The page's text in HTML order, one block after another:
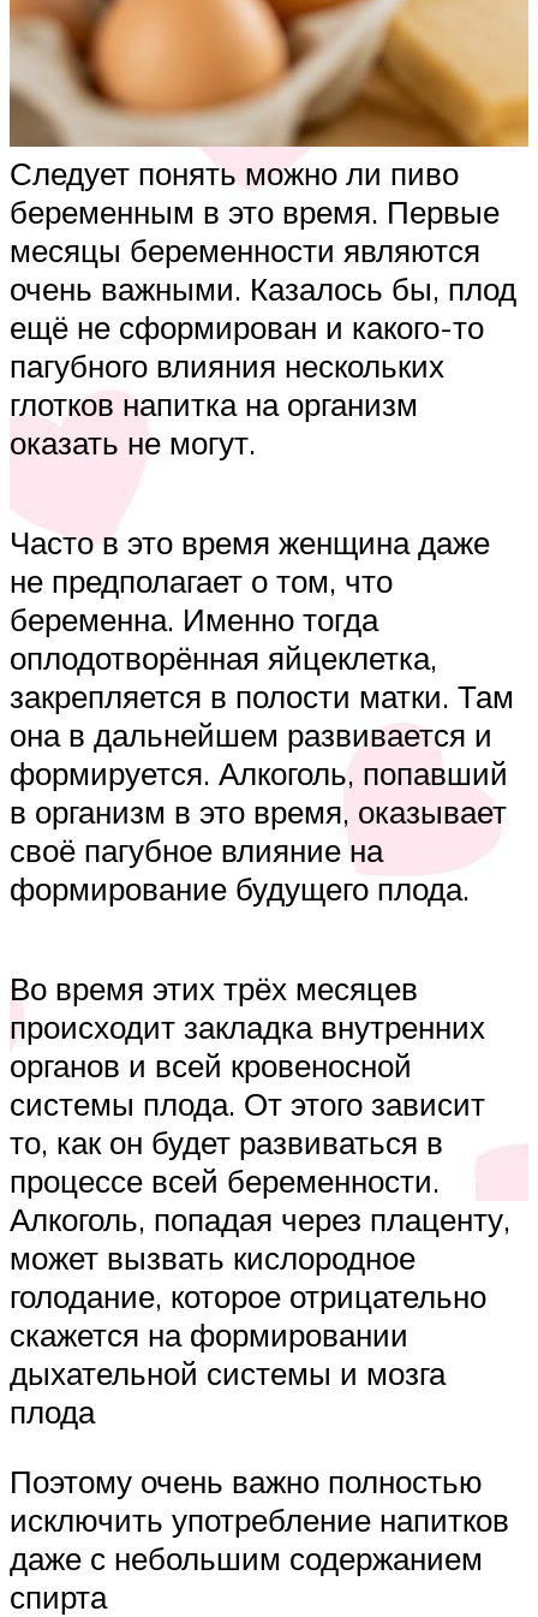
Следует понять можно ли пиво
беременным в это время. Первые
месяцы беременности являются
очень важными. Казалось бы, плод
ещё не сформирован и какого-то
пагубного влияния нескольких
глотков напитка на организм
оказать не могут.
Часто в это время женщина даже
не предполагает о том, что
беременна. Именно тогда
оплодотворённая яйцеклетка,
закрепляется в полости матки. Там
она в дальнейшем развивается и
формируется. Алкоголь, попавший
в организм в это время, оказывает
своё пагубное влияние на
формирование будущего плода.
Во время этих трёх месяцев
происходит закладка внутренних
органов и всей кровеносной
системы плода. От этого зависит
то, как он будет развиваться в
процессе всей беременности.
Алкоголь, попадая через плаценту,
может вызвать кислородное
голодание, которое отрицательно
скажется на формировании
дыхательной системы и мозга
плода
Поэтому очень важно полностью
исключить употребление напитков
даже с небольшим содержанием
спирта